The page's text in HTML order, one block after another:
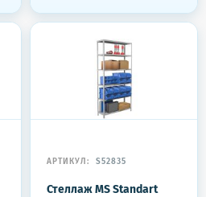
АРТИКУЛ: S52835
Стеллаж MS Standart